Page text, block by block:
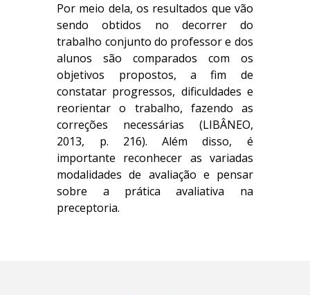
Por meio dela, os resultados que vão
sendo obtidos no decorrer do
trabalho conjunto do professor e dos
alunos são comparados com os
objetivos propostos, a fim de
constatar progressos, dificuldades e
reorientar o trabalho, fazendo as
correções necessárias (LIBÂNEO,
2013, p. 216). Além disso, é
importante reconhecer as variadas
modalidades de avaliação e pensar
sobre a prática avaliativa na
preceptoria.